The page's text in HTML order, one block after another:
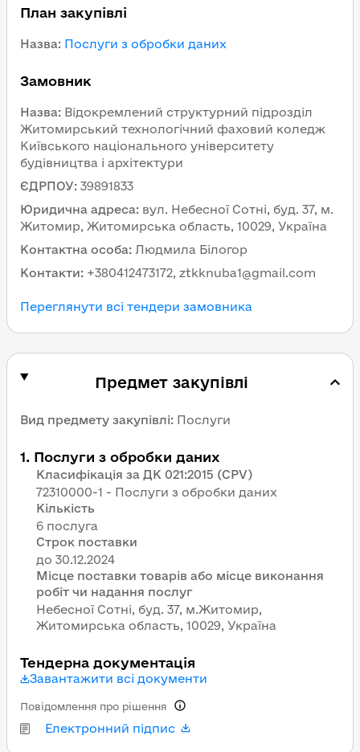
План закупівлі
Назва: Послуги з обробки даних
Замовник
Назва: Відокремлений структурний підрозділ
Житомирський технологічний фаховий коледж
Київського національного університету
будівництва і архітектури
ЄДРПОУ: 39891833
Юридична адреса: вул. Небесної Сотні, буд. 37, м.
Житомир, Житомирська область, 10029, Україна
Контактна особа: Людмила Білогор
Контакти: +380412473172, ztkknuba1@gmail.com
Переглянути всі тендери замовника
Предмет закупівлі
Вид предмету закупівлі: Послуги
1. Послуги з обробки даних
Класифікація за ДК 021:2015 (CPV)
72310000-1 - Послуги з обробки даних
Кількість
6 послуга
Строк поставки
Місце поставки товарів або місце виконання
робіт чи надання послуг
Небесної Сотні, буд. 37, м.Житомир,
Житомирська область, 10029, Україна
Тендерна документація
Завантажити всі документи
Електронний підпис
Повідомлення про рішення